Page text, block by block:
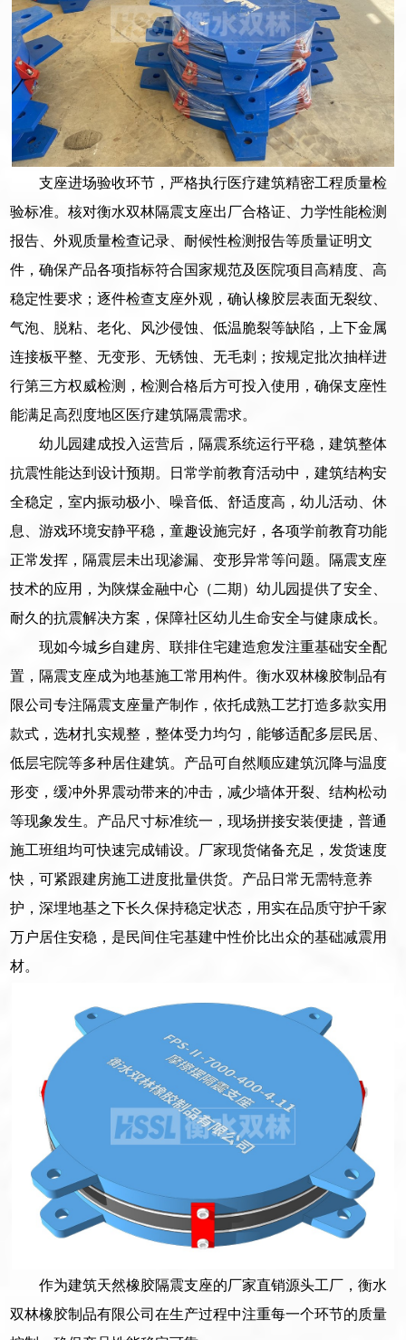
支座进场验收环节，严格执行医疗建筑精密工程质量检
验标准。核对衡水双林隔震支座出厂合格证、力学性能检测
报告、外观质量检查记录、耐候性检测报告等质量证明文
件，确保产品各项指标符合国家规范及医院项目高精度、高
稳定性要求；逐件检查支座外观，确认橡胶层表面无裂纹、
气泡、脱粘、老化、风沙侵蚀、低温脆裂等缺陷，上下金属
连接板平整、无变形、无锈蚀、无毛刺；按规定批次抽样进
行第三方权威检测，检测合格后方可投入使用，确保支座性
能满足高烈度地区医疗建筑隔震需求。
幼儿园建成投入运营后，隔震系统运行平稳，建筑整体
抗震性能达到设计预期。日常学前教育活动中，建筑结构安
全稳定，室内振动极小、噪音低、舒适度高，幼儿活动、休
息、游戏环境安静平稳，童趣设施完好，各项学前教育功能
正常发挥，隔震层未出现渗漏、变形异常等问题。隔震支座
技术的应用，为陕煤金融中心（二期）幼儿园提供了安全、
耐久的抗震解决方案，保障社区幼儿生命安全与健康成长。
现如今城乡自建房、联排住宅建造愈发注重基础安全配
置，隔震支座成为地基施工常用构件。衡水双林橡胶制品有
限公司专注隔震支座量产制作，依托成熟工艺打造多款实用
款式，选材扎实规整，整体受力均匀，能够适配多层民居、
低层宅院等多种居住建筑。产品可自然顺应建筑沉降与温度
形变，缓冲外界震动带来的冲击，减少墙体开裂、结构松动
等现象发生。产品尺寸标准统一，现场拼接安装便捷，普通
施工班组均可快速完成铺设。厂家现货储备充足，发货速度
快，可紧跟建房施工进度批量供货。产品日常无需特意养
护，深埋地基之下长久保持稳定状态，用实在品质守护千家
万户居住安稳，是民间住宅基建中性价比出众的基础减震用
材。
作为建筑天然橡胶隔震支座的厂家直销源头工厂，衡水
双林橡胶制品有限公司在生产过程中注重每一个环节的质量